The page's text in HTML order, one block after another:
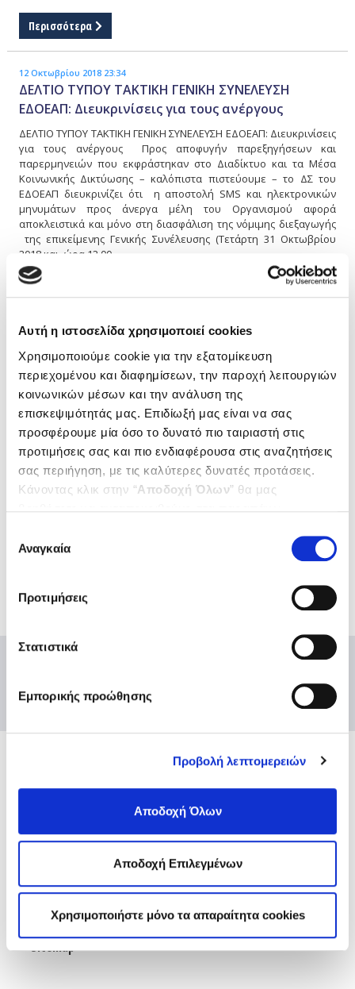
Αυτή η ιστοσελίδα χρησιμοποιεί cookies
Χρησιμοποιούμε cookie για την εξατομίκευση
περιεχομένου και διαφημίσεων, την παροχή λειτουργιών
κοινωνικών μέσων και την ανάλυση της
επισκεψιμότητάς μας. Επιδίωξή μας είναι να σας
προσφέρουμε μία όσο το δυνατό πιο ταιριαστή στις
προτιμήσεις σας και πιο ενδιαφέρουσα στις αναζητήσεις
σας περιήγηση, με τις καλύτερες δυνατές προτάσεις.
Κάνοντας κλικ στην “Αποδοχή Όλων” θα μας
ενδιαφέρουν και να επιλέξετε από τα παρακάτω με την
”. Μπορείτε να ενημερωθείτε
. Όπως και
στην “Προβολή λεπτομερειών”.
συγκατάθεσης
Αναγκαία
Προτιμήσεις
Στατιστικά
Εμπορικής προώθησης
Προβολή λεπτομερειών
Αποδοχή Όλων
Αποδοχή Επιλεγμένων
Χρησιμοποιήστε μόνο τα απαραίτητα cookies
Περισσότερα
12 Οκτωβρίου 2018 23:34
ΔΕΛΤΙΟ ΤΥΠΟΥ ΤΑΚΤΙΚΗ ΓΕΝΙΚΗ ΣΥΝΕΛΕΥΣΗ
ΕΔΟΕΑΠ: Διευκρινίσεις για τους ανέργους
ΔΕΛΤΙΟ ΤΥΠΟΥ ΤΑΚΤΙΚΗ ΓΕΝΙΚΗ ΣΥΝΕΛΕΥΣΗ ΕΔΟΕΑΠ: Διευκρινίσεις
για τους ανέργους Προς αποφυγήν παρεξηγήσεων και
παρερμηνειών που εκφράστηκαν στο Διαδίκτυο και τα Μέσα
Κοινωνικής Δικτύωσης – καλόπιστα πιστεύουμε – το ΔΣ του
ΕΔΟΕΑΠ διευκρινίζει ότι η αποστολή SMS και ηλεκτρονικών
μηνυμάτων προς άνεργα μέλη του Οργανισμού αφορά
αποκλειστικά και μόνο στη διασφάλιση της νόμιμης διεξαγωγής
της επικείμενης Γενικής Συνέλευσης (Τετάρτη 31 Οκτωβρίου
2018 και ώρα 12.00 …
Περισσότερα
5 Οκτωβρίου 2018 14:12
ΔΕΛΤΙΟ ΤΥΠΟΥ ΤΑΚΤΙΚΗ ΓΕΝΙΚΗ ΣΥΝΕΛΕΥΣΗ
ΕΔΟΕΑΠ: Προϋποθέσεις και διευκρινίσεις
συμμετοχής
ΔΕΛΤΙΟ ΤΥΠΟΥ ΤΑΚΤΙΚΗ ΓΕΝΙΚΗ ΣΥΝΕΛΕΥΣΗ ΕΔΟΕΑΠ:
Προϋποθέσεις και διευκρινίσεις συμμετοχής Διευκρινίσεις για
τη συμμετοχή των ανέργων και των εξ επαρχίας μελών του
ΕΔΟΕΑΠ στην τακτική γενική συνέλευση του Οργανισμού (
Τετάρτη 31 Οκτωβρίου, ώρα 12, ξενοδοχείο Κάραβελ, λεωφ.
Βασ.Αλεξάνδρου 2, Αθήνα) δίδει το ΔΣ του Οργανισμού με δύο
Περισσότερα
1
Επικοινωνία
Emails και τηλέφωνα εξυπηρέτησης
Βρείτε μας εδώ
Θεσσαλονίκη
Sitemap